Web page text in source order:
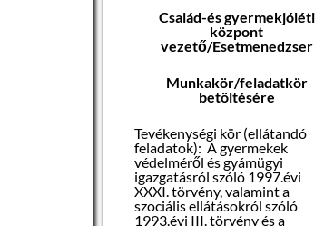
Család-és gyermekjóléti
központ
vezető/Esetmenedzser
Munkakör/feladatkör
betöltésére
Tevékenységi kör (ellátandó
feladatok): A gyermekek
védelméről és gyámügyi
igazgatásról szóló 1997.évi
XXXI. törvény, valamint a
szociális ellátásokról szóló
1993.évi III. törvény és a